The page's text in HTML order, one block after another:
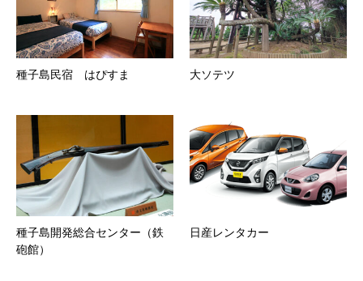
種子島民宿 はぴすま 大ソテツ
種子島開発総合センター（鉄
砲館）
日産レンタカー